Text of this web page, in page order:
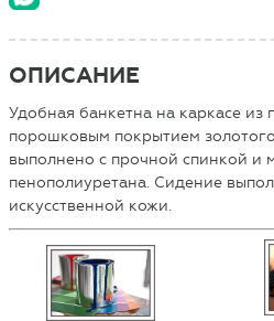
ОПИСАНИЕ
Удобная банкетна на каркасе из
порошковым покрытием
выполнено с прочной спинкой и
пенополиуретана. Сидение
искусственной кожи.